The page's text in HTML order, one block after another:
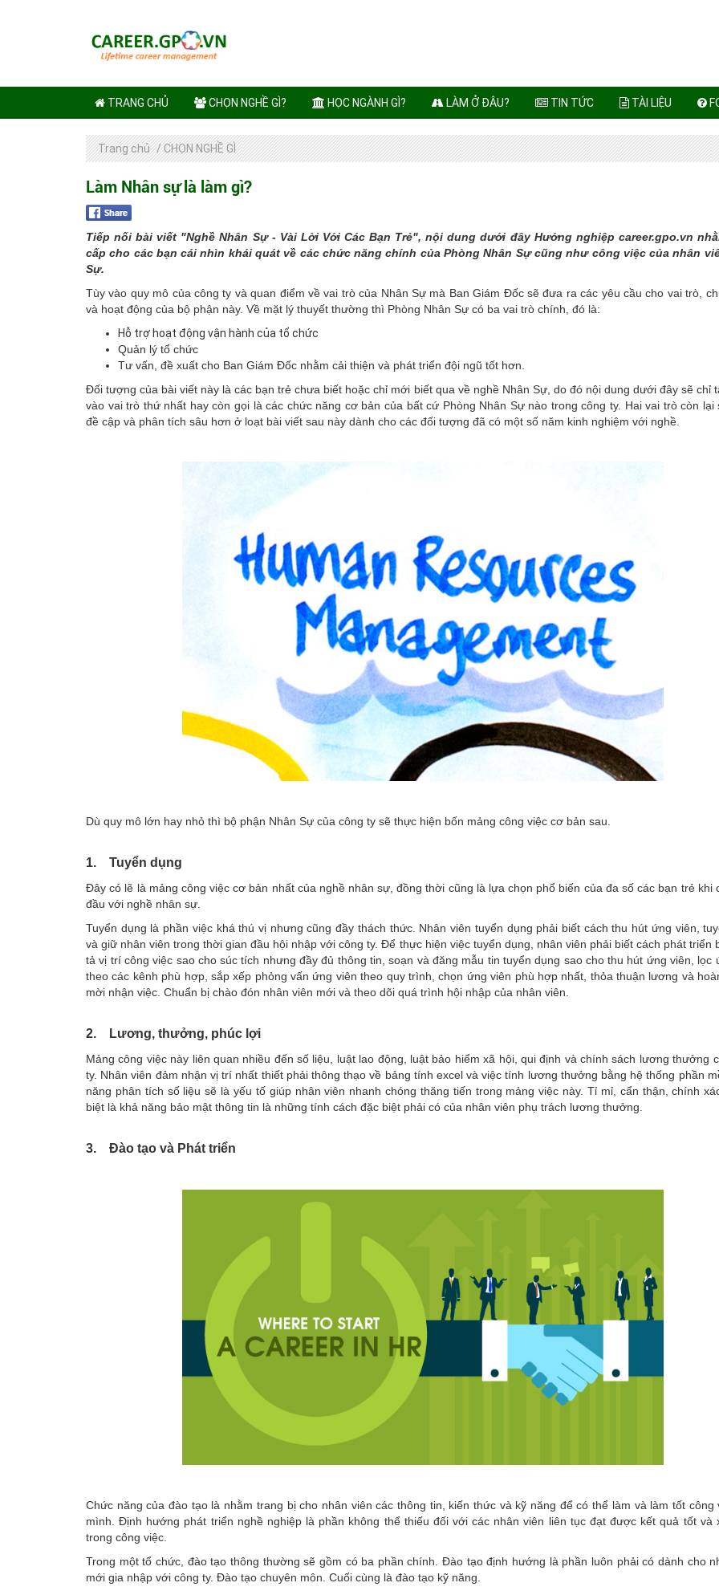
TRANG CHỦ CHỌN NGHỀ GÌ? HỌC NGÀNH GÌ? LÀM Ở ĐÂU? TIN TỨC TÀI LIỆU
Trang chủ / CHỌN NGHỀ GÌ
Làm Nhân sự là làm gì?
Tiếp nối bài viết "Nghề Nhân Sự - Vài Lời Với Các Bạn Trẻ", nội dung dưới đây Hướng nghiệp career.gpo.vn
cấp cho các bạn cái nhìn khái quát về các chức năng chính của Phòng Nhân Sự cũng như công việc của nhân
Sự.
Tùy vào quy mô của công ty và quan điểm về vai trò của Nhân Sự mà Ban Giám Đốc sẽ đưa ra các yêu cầu cho vai trò,
và hoạt động của bộ phận này. Về mặt lý thuyết thường thì Phòng Nhân Sự có ba vai trò chính, đó là:
Hỗ trợ hoạt động vận hành của tổ chức
Quản lý tổ chức
Tư vấn, đề xuất cho Ban Giám Đốc nhằm cải thiện và phát triển đội ngũ tốt hơn.
Đối tượng của bài viết này là các bạn trẻ chưa biết hoặc chỉ mới biết qua về nghề Nhân Sự, do đó nội dung dưới đây sẽ chỉ
vào vai trò thứ nhất hay còn gọi là các chức năng cơ bản của bất cứ Phòng Nhân Sự nào trong công ty. Hai vai trò còn lại
đề cập và phân tích sâu hơn ở loạt bài viết sau này dành cho các đối tượng đã có một số năm kinh nghiệm với nghề.
Dù quy mô lớn hay nhỏ thì bộ phận Nhân Sự của công ty sẽ thực hiện bốn mảng công việc cơ bản sau.
1. Tuyển dụng
Đây có lẽ là mảng công việc cơ bản nhất của nghề nhân sự, đồng thời cũng là lựa chọn phổ biến của đa số các bạn trẻ khi
đầu với nghề nhân sự.
Tuyển dụng là phần việc khá thú vị nhưng cũng đầy thách thức. Nhân viên tuyển dụng phải biết cách thu hút ứng viên,
và giữ nhân viên trong thời gian đầu hội nhập với công ty. Để thực hiện việc tuyển dụng, nhân viên phải biết cách phát triển
tả vị trí công việc sao cho súc tích nhưng đầy đủ thông tin, soạn và đăng mẫu tin tuyển dụng sao cho thu hút ứng viên, lọc
theo các kênh phù hợp, sắp xếp phỏng vấn ứng viên theo quy trình, chọn ứng viên phù hợp nhất, thỏa thuận lương và
mời nhận việc. Chuẩn bị chào đón nhân viên mới và theo dõi quá trình hội nhập của nhân viên.
2. Lương, thưởng, phúc lợi
Mảng công việc này liên quan nhiều đến số liệu, luật lao động, luật bảo hiểm xã hội, qui định và chính sách lương thưởng
ty. Nhân viên đảm nhận vị trí nhất thiết phải thông thạo về bảng tính excel và việc tính lương thưởng bằng hệ thống phần
năng phân tích số liệu sẽ là yếu tố giúp nhân viên nhanh chóng thăng tiến trong mảng việc này. Tỉ mỉ, cẩn thận, chính
biệt là khả năng bảo mật thông tin là những tính cách đặc biệt phải có của nhân viên phụ trách lương thưởng.
3. Đào tạo và Phát triển
Chức năng của đào tạo là nhằm trang bị cho nhân viên các thông tin, kiến thức và kỹ năng để có thể làm và làm tốt công
mình. Định hướng phát triển nghề nghiệp là phần không thể thiếu đối với các nhân viên liên tục đạt được kết quả tốt và
trong công việc.
Trong một tổ chức, đào tạo thông thường sẽ gồm có ba phần chính. Đào tạo định hướng là phần luôn phải có dành cho
mới gia nhập với công ty. Đào tạo chuyên môn. Cuối cùng là đào tạo kỹ năng.